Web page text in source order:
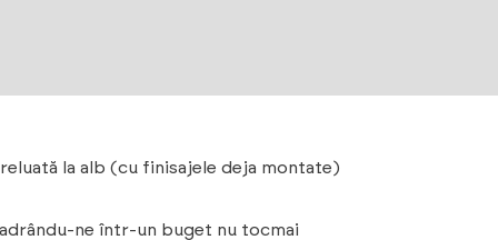
la alb (cu finisajele deja montate)
ne într-un buget nu tocmai